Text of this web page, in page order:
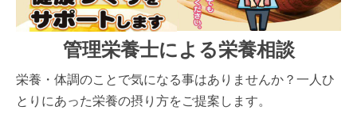
管理栄養士による栄養相談
栄養・体調のことで気になる事はありませんか？一人ひ
とりにあった栄養の摂り方をご提案します。